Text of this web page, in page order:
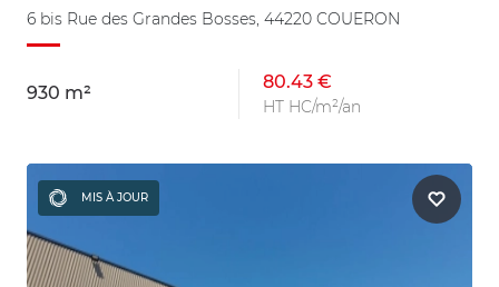
6 bis Rue des Grandes Bosses, 44220 COUERON
930 m²
80.43 €
HT HC/m²/an
MIS À JOUR